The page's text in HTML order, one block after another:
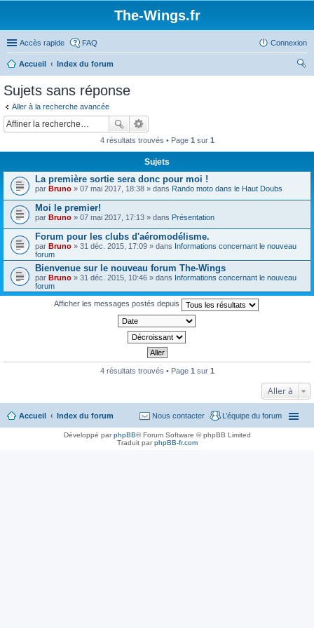
The-Wings.fr
Accès rapide FAQ Connexion
Accueil
Index du forum
Sujets sans réponse
Aller à la recherche avancée
4 résultats trouvés • Page 1 sur 1
Sujets
La première sortie sera donc pour moi !
par Bruno » 07 mai 2017, 18:38 » dans Rando moto dans le Haut Doubs
Moi le premier!
par Bruno » 07 mai 2017, 17:13 » dans Présentation
Forum pour les clubs d'aéromodélisme.
par Bruno » 31 déc. 2015, 17:09 » dans Informations concernant le nouveau
forum
Bienvenue sur le nouveau forum The-Wings
par Bruno » 31 déc. 2015, 10:46 » dans Informations concernant le nouveau
forum
Afficher les messages postés depuis
4 résultats trouvés • Page 1 sur 1
Aller à
Accueil Index du forum L’équipe du forum
Nous contacter
Développé parphpBB® Forum Software © phpBB Limited
Traduit parphpBB-fr.com